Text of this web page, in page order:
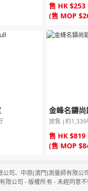
售 HK $253
(售 MOP
金峰名鑄
放售 約1,339
售 HK $819
(售 MOP
公司、中原(澳門)測量師有限公
限公司 - 版權所有 - 未經同意